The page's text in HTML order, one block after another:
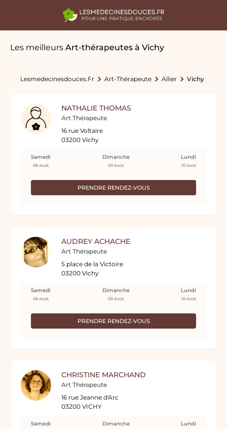
Les meilleurs Art-thérapeutes à Vichy
Lesmedecinesdouces.fr Art-Thérapeute Allier Vichy
NATHALIE THOMAS
Art Thérapeute
16 rue Voltaire
03200 Vichy
PRENDRE RENDEZ-VOUS
Samedi
08 Août
Dimanche
09 Août
Lundi
10 Août
AUDREY ACHACHE
Art Thérapeute
5 place de la Victoire
03200 Vichy
PRENDRE RENDEZ-VOUS
Samedi
08 Août
Dimanche
09 Août
Lundi
10 Août
CHRISTINE MARCHAND
Art Thérapeute
16 rue Jeanne d'Arc
03200 VICHY
Samedi Dimanche Lundi